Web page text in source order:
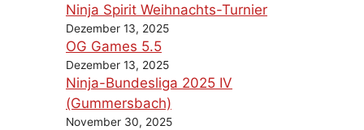
Ninja Spirit Weihnachts-Turnier
Dezember 13, 2025
OG Games 5.5
Dezember 13, 2025
Ninja-Bundesliga 2025 IV
(Gummersbach)
November 30, 2025